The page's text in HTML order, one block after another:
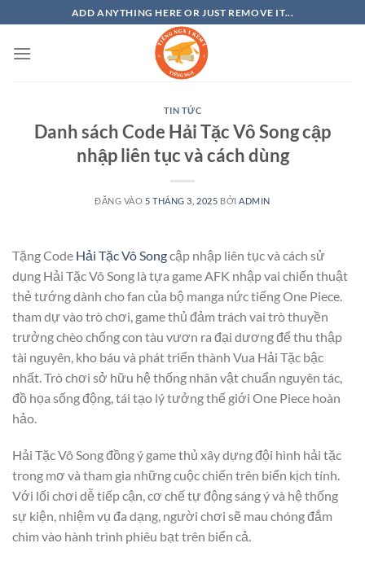
qua
nội
ADD ANYTHING HERE OR JUST REMOVE IT...
TIN TỨC
Danh sách Code Hải Tặc Vô Song cập
nhập liên tục và cách dùng
ĐĂNG VÀO 5 THÁNG 3, 2025 BỞI ADMIN
Tặng Code Hải Tặc Vô Songcập nhập liên tục và cách sử
dụng Hải Tặc Vô Song là tựa game AFK nhập vai chiến thuật
thẻ tướng dành cho fan của bộ manga nức tiếng One Piece.
tham dự vào trò chơi, game thủ đảm trách vai trò thuyền
trưởng chèo chống con tàu vươn ra đại dương để thu thập
tài nguyên, kho báu và phát triển thành Vua Hải Tặc bậc
nhất. Trò chơi sở hữu hệ thống nhân vật chuẩn nguyên tác,
đồ họa sống động, tái tạo lý tưởng thế giới One Piece hoàn
hảo.
Hải Tặc Vô Song đồng ý game thủ xây dựng đội hình hải tặc
trong mơ và tham gia những cuộc chiến trên biển kịch tính.
Với lối chơi dễ tiếp cận, cơ chế tự động sáng ý và hệ thống
sự kiện, nhiệm vụ đa dạng, người chơi sẽ mau chóng đắm
chìm vào hành trình phiêu bạt trên biển cả.